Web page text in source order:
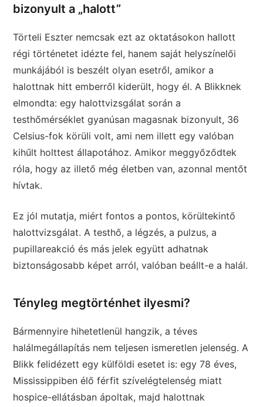
bizonyult a „halott”
Törteli Eszter nemcsak ezt az oktatásokon hallott
régi történetet idézte fel, hanem saját helyszínelői
munkájából is beszélt olyan esetről, amikor a
halottnak hitt emberről kiderült, hogy él. A Blikknek
elmondta: egy halottvizsgálat során a
testhőmérséklet gyanúsan magasnak bizonyult, 36
Celsius-fok körüli volt, ami nem illett egy valóban
kihűlt holttest állapotához. Amikor meggyőződtek
róla, hogy az illető még életben van, azonnal mentőt
hívtak.
Ez jól mutatja, miért fontos a pontos, körültekintő
halottvizsgálat. A testhő, a légzés, a pulzus, a
pupillareakció és más jelek együtt adhatnak
biztonságosabb képet arról, valóban beállt-e a halál.
Tényleg megtörténhet ilyesmi?
Bármennyire hihetetlenül hangzik, a téves
halálmegállapítás nem teljesen ismeretlen jelenség. A
Blikk felidézett egy külföldi esetet is: egy 78 éves,
Mississippiben élő férfit szívelégtelenség miatt
hospice-ellátásban ápoltak, majd halottnak